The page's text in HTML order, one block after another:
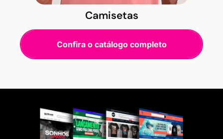
Camisetas
Confira o catálogo completo